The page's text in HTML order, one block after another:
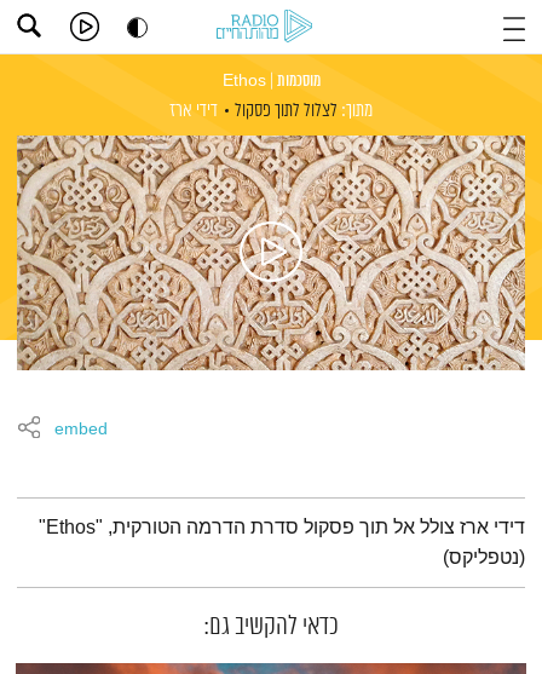
מוסכמות | Ethos
מתוך: לצלול לתוך פסקול דידי ארז
embed
תמצית הפודקאסט
דידי ארז צולל אל תוך פסקול סדרת הדרמה הטורקית, "Ethos"
(נטפליקס)
כדאי להקשיב גם: